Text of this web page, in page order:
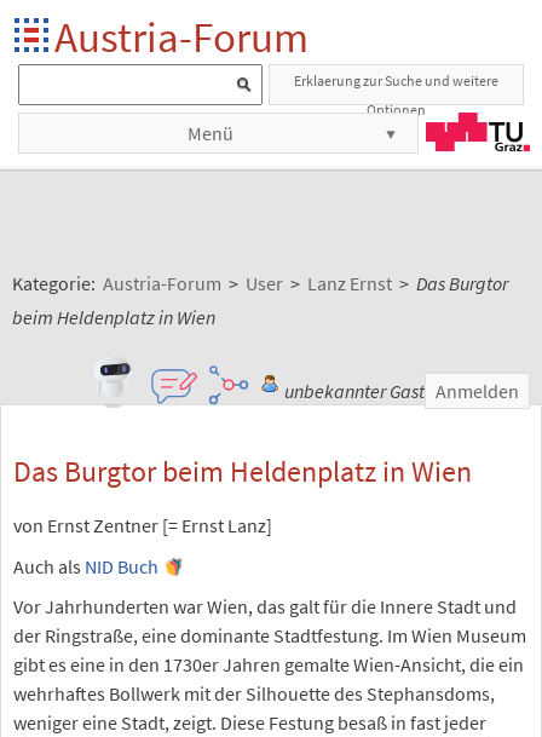
Austria-Forum
Erklaerung zur Suche und weitere
Optionen
Menü
Kategorie: Austria-Forum > User > Lanz Ernst > Das Burgtor
beim Heldenplatz in Wien
unbekannter Gast Anmelden
Das Burgtor beim Heldenplatz in Wien
von Ernst Zentner [= Ernst Lanz]
Auch als NID Buch
Vor Jahrhunderten war Wien, das galt für die Innere Stadt und
der Ringstraße, eine dominante Stadtfestung. Im Wien Museum
gibt es eine in den 1730er Jahren gemalte Wien-Ansicht, die ein
wehrhaftes Bollwerk mit der Silhouette des Stephansdoms,
weniger eine Stadt, zeigt. Diese Festung besaß in fast jeder